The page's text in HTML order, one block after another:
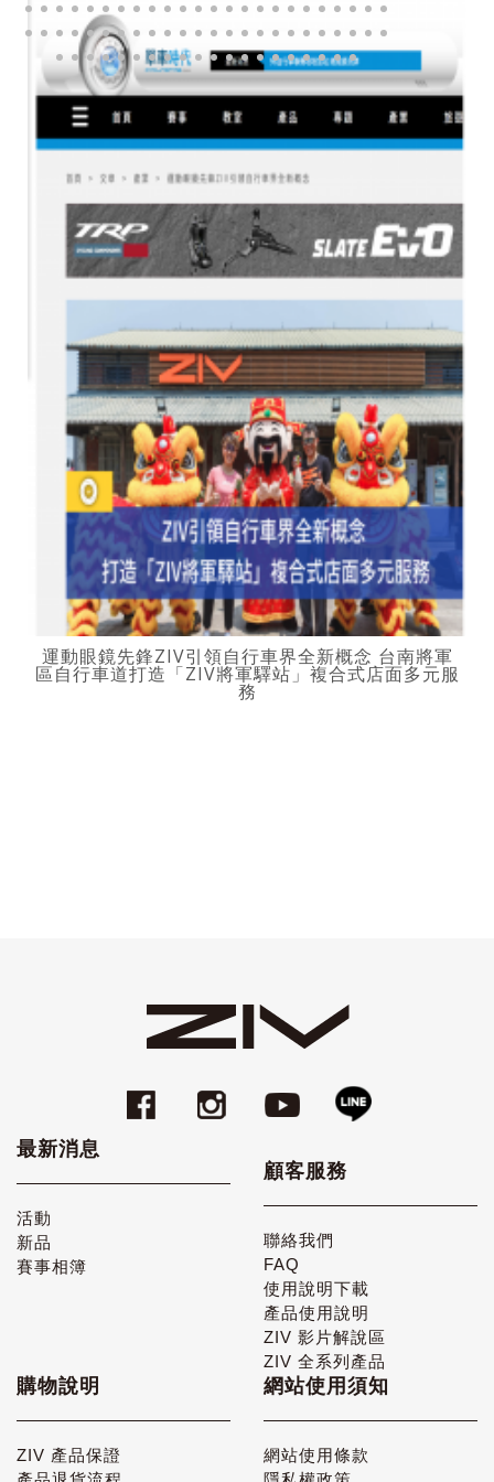
運動眼鏡先鋒ZIV引領自行車界全新概念 台南將軍
區自行車道打造「ZIV將軍驛站」複合式店面多元服
務
最新消息
活動
新品
賽事相簿
顧客服務
聯絡我們
FAQ
使用說明下載
產品使用說明
ZIV 影片解說區
ZIV 全系列產品
購物說明
ZIV 產品保證
網站使用須知
網站使用條款